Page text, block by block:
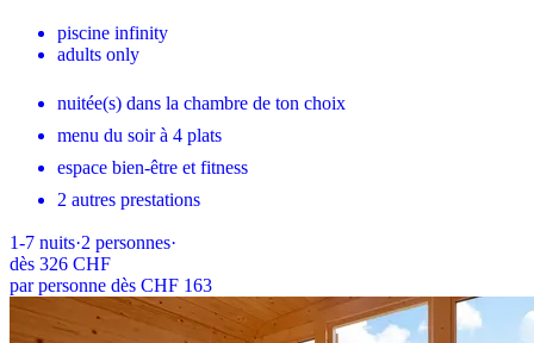
piscine infinity
adults only
nuitée(s) dans la chambre de ton choix
menu du soir à 4 plats
espace bien-être et fitness
2 autres prestations
1-7 nuits·2 personnes·
dès 326 CHF
par personne dès CHF 163